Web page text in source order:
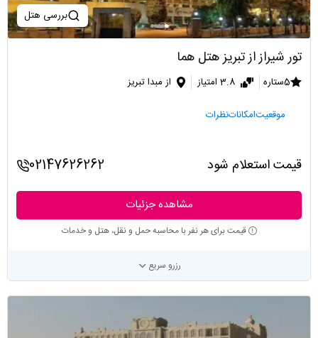
بررسی هتل
تور شیراز از تبریز هتل هما
5ستاره 3.8 امتیاز از مبدا تبریز
موقعیتامکاناتنظرات
قیمت استعلام شود 02147626262
مشاهده جزئیات
قیمت برای هر نفر با محاسبه حمل و نقل، هتل و خدمات
رزرو سریع